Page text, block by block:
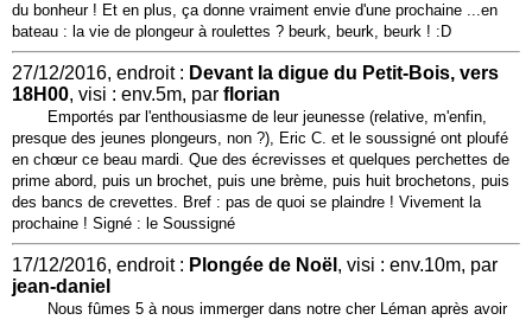
du bonheur ! Et en plus, ça donne vraiment envie d'une prochaine ...en
bateau : la vie de plongeur à roulettes ? beurk, beurk, beurk ! :D
27/12/2016, endroit : Devant la digue du Petit-Bois, vers
18H00, visi : env.5m, par florian
Emportés par l'enthousiasme de leur jeunesse (relative, m'enfin,
presque des jeunes plongeurs, non ?), Eric C. et le soussigné ont ploufé
en chœur ce beau mardi. Que des écrevisses et quelques perchettes de
prime abord, puis un brochet, puis une brème, puis huit brochetons, puis
des bancs de crevettes. Bref : pas de quoi se plaindre ! Vivement la
prochaine ! Signé : le Soussigné
17/12/2016, endroit : Plongée de Noël , visi : env.10m, par
jean-daniel
Nous fûmes 5 à nous immerger dans notre cher Léman après avoir